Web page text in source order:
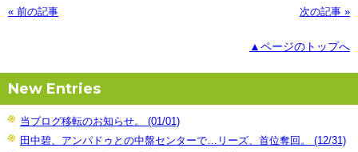
« 前の記事 次の記事 »
▲ページのトップへ
New Entries
当ブログ移転のお知らせ。 (01/01)
田中碧、アンパドゥとの中盤センターで…リーズ、首位奪回。 (12/31)